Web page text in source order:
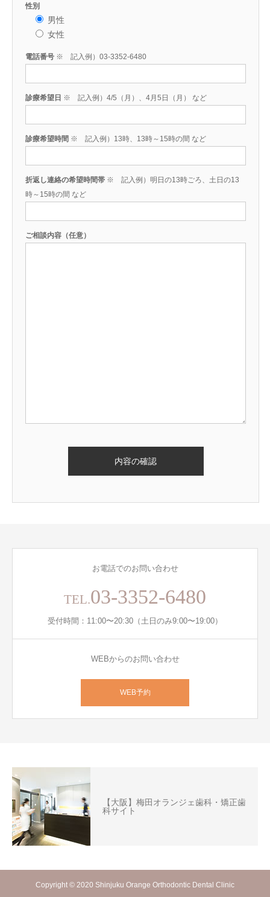
性別
男性
女性
電話番号 ※ 記入例）03-3352-6480
診療希望日 ※ 記入例）4/5（月）、4月5日（月） など
診療希望時間 ※ 記入例）13時、13時～15時の間 など
折返し連絡の希望時間帯 ※ 記入例）明日の13時ごろ、土日の13
時～15時の間 など
ご相談内容（任意）
お電話でのお問い合わせ
TEL.03-3352-6480
受付時間：11:00〜20:30（土日のみ9:00〜19:00）
WEBからのお問い合わせ
WEB予約
【大阪】梅田オランジェ歯科・矯正歯
科サイト
Copyright © 2020 Shinjuku Orange Orthodontic Dental Clinic